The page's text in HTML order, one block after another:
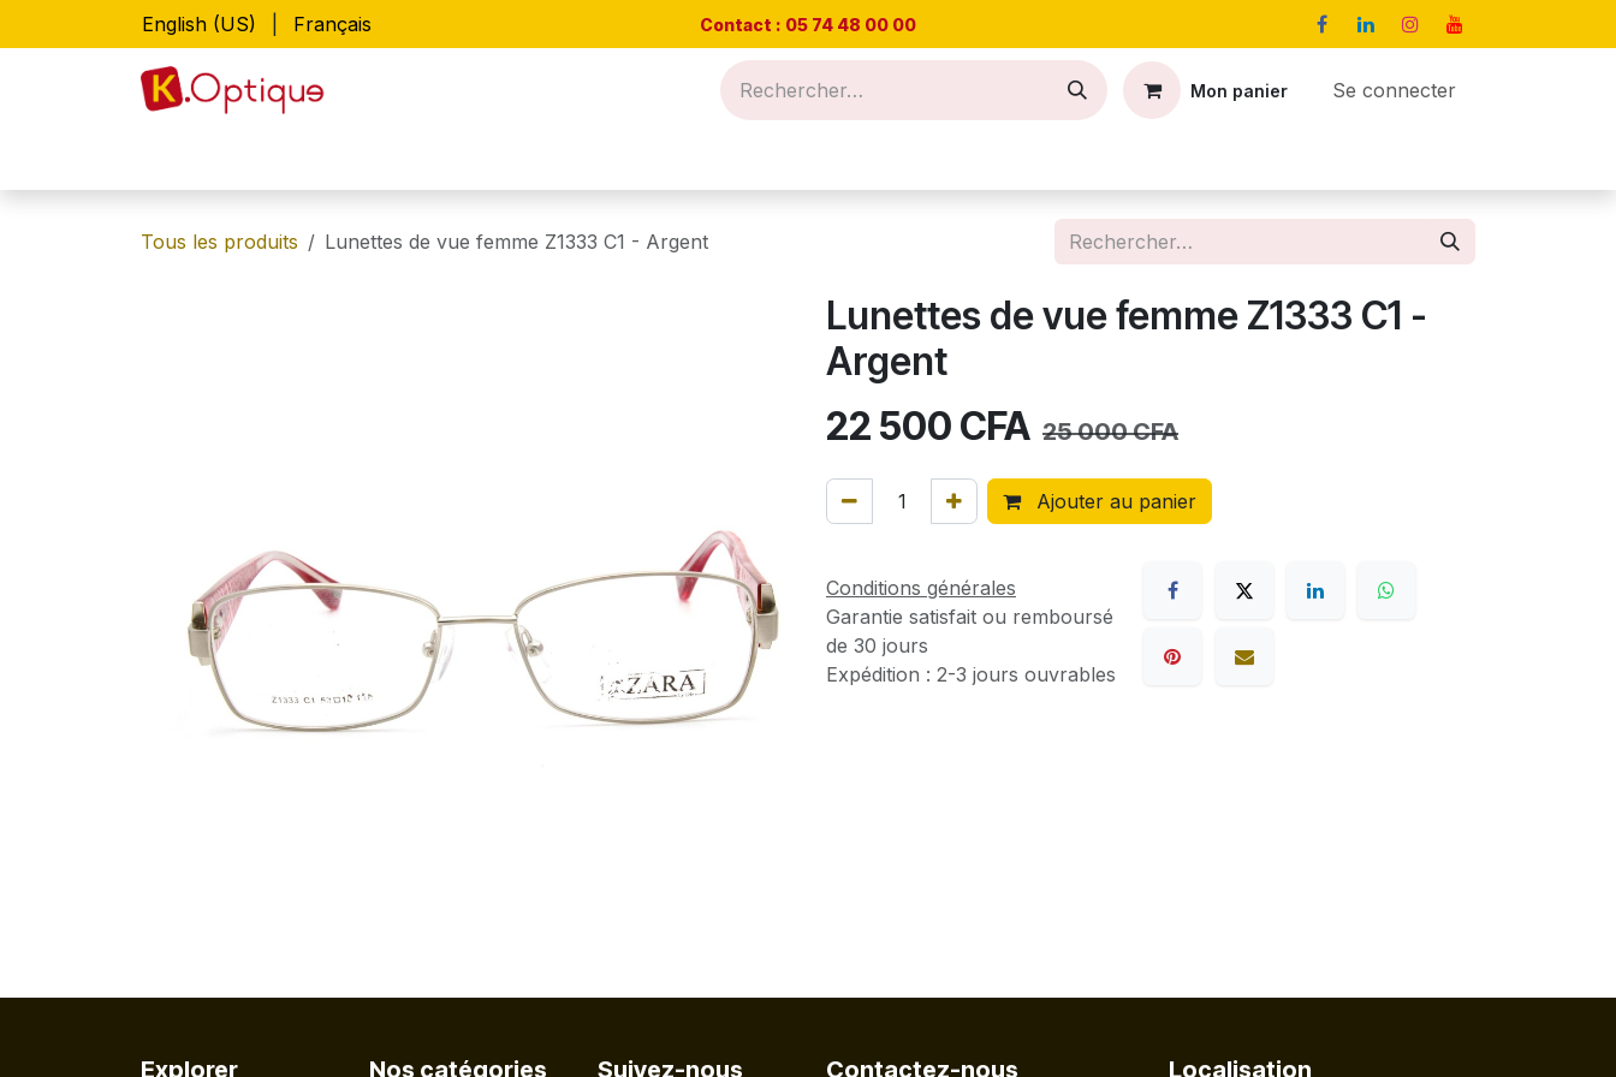
Se rendre au contenuEnglish (US) Français Contact : 05 74 48 00 00
Mon panier Se connecter
Tous les produits Lunettes de vue femme Z1333 C1 - Argent
Lunettes de vue femme Z1333 C1 -
Argent
22 500 CFA 25 000CFA
Ajouter au panier
Conditions générales
Garantie satisfait ou remboursé
de 30 jours
Expédition : 2-3 jours ouvrables
Explorer Nos catégories Suivez-nous Contactez-nous Localisation